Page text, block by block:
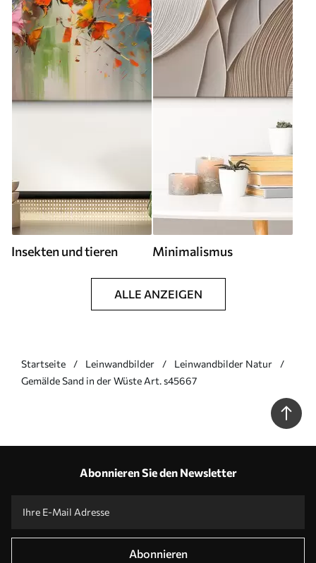
Insekten und tieren Minimalismus
ALLE ANZEIGEN
Startseite Leinwandbilder
Leinwandbilder Natur
Gemälde Sand in der Wüste Art. s45667
Abonnieren Sie den Newsletter
Abonnieren